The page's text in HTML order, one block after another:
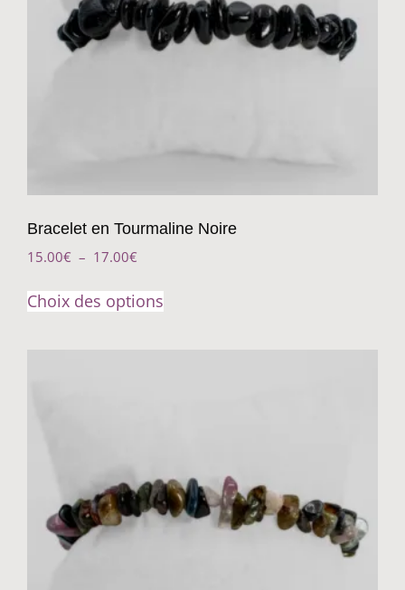
Bracelet en Tourmaline Noire
15.00€ – 17.00€
Choix des options